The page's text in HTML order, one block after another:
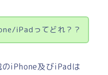
iPadってどれ？？
iPhone及びiPadは